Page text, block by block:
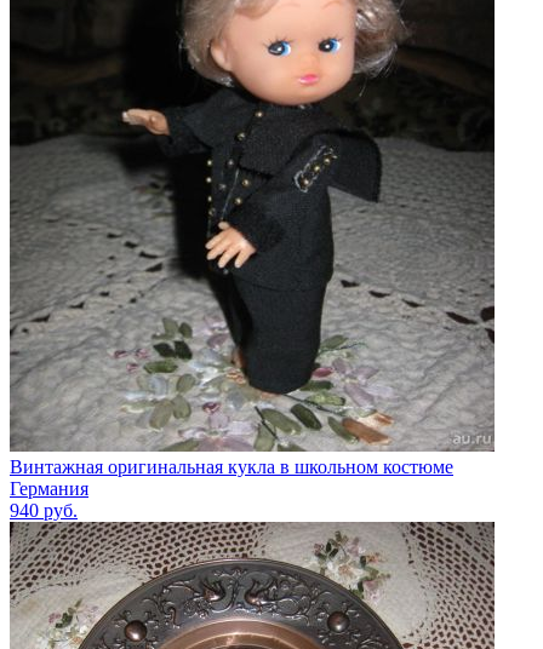
Винтажная оригинальная кукла в школьном костюме
Германия
940 руб.